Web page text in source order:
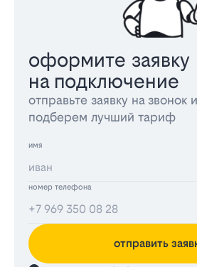
оформите заявку
на подключение
отправьте заявку на звонок
подберем лучший тариф
имя
номер телефона
отправить